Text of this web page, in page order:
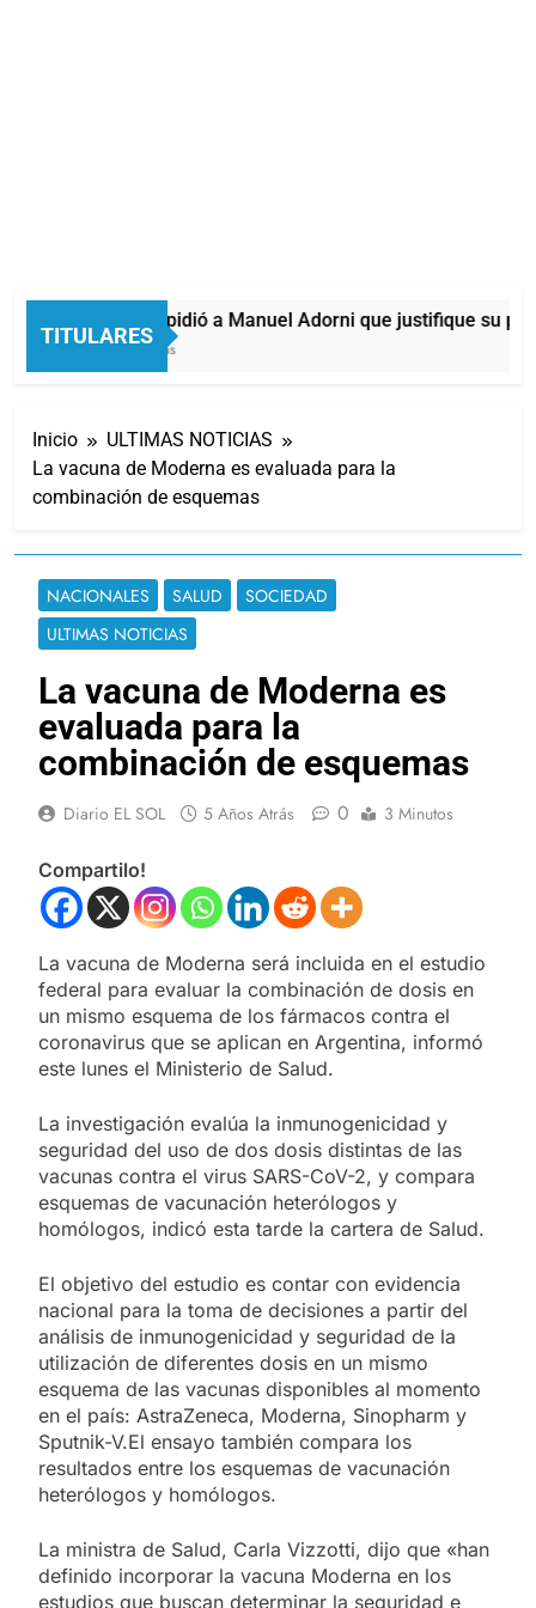
TITULARES
La Justicia pidió a Manuel Adorni que justifique su
27 Minutos Atrás
Inicio
ULTIMAS NOTICIAS
La vacuna de Moderna es evaluada para la
combinación de esquemas
NACIONALES SALUD
SOCIEDAD
ULTIMAS NOTICIAS
La vacuna de Moderna es
evaluada para la
combinación de esquemas
Diario EL SOL 5 Años Atrás 0 3 Minutos
Compartilo!
La vacuna de Moderna será incluida en el estudio
federal para evaluar la combinación de dosis en
un mismo esquema de los fármacos contra el
coronavirus que se aplican en Argentina, informó
este lunes el Ministerio de Salud.
La investigación evalúa la inmunogenicidad y
seguridad del uso de dos dosis distintas de las
vacunas contra el virus SARS-CoV-2, y compara
esquemas de vacunación heterólogos y
homólogos, indicó esta tarde la cartera de Salud.
El objetivo del estudio es contar con evidencia
nacional para la toma de decisiones a partir del
análisis de inmunogenicidad y seguridad de la
utilización de diferentes dosis en un mismo
esquema de las vacunas disponibles al momento
en el país: AstraZeneca, Moderna, Sinopharm y
Sputnik-V.El ensayo también compara los
resultados entre los esquemas de vacunación
heterólogos y homólogos.
La ministra de Salud, Carla Vizzotti, dijo que «han
definido incorporar la vacuna Moderna en los
estudios que buscan determinar la seguridad e